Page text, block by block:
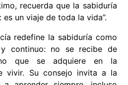
recuerda que la sabiduría
un viaje de toda la vida”.
redefine la sabiduría como
continuo: no se recibe de
que se adquiere en la
vivir. Su consejo invita a la